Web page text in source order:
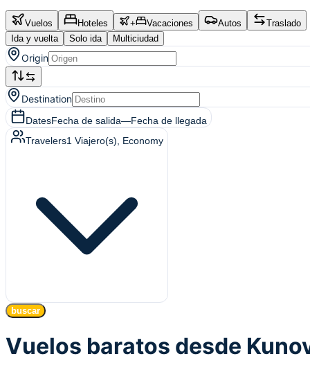
Vuelos Hoteles + Vacaciones Autos
Traslado
Ida y vuelta
Solo ida Multiciudad
Origin
Destination
DatesFecha de salida—Fecha de llegada
Travelers1 Viajero(s) , Economy
buscar
Vuelos baratos desde